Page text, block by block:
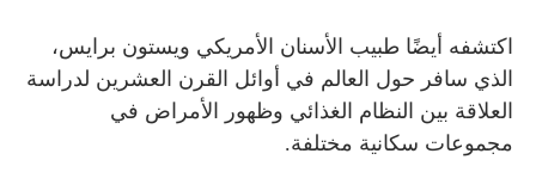
اكتشفه أيضًا طبيب الأسنان الأمريكي ويستون برايس،
الذي سافر حول العالم في أوائل القرن العشرين لدراسة
العلاقة بين النظام الغذائي وظهور الأمراض في
مجموعات سكانية مختلفة.